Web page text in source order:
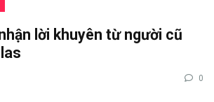
lời khuyên từ người cũ
0